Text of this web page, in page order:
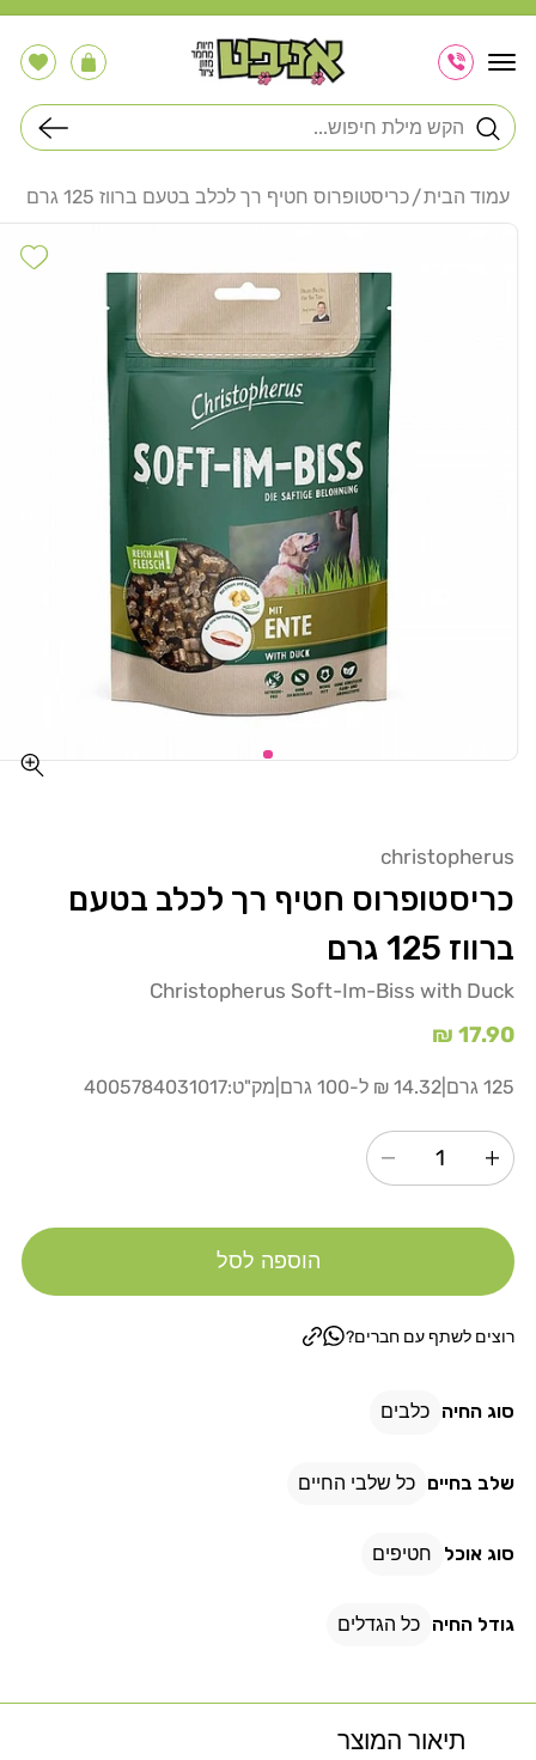
דלג
לתוכן
חיפוש
עֲגָלָההרשימה
שלי
עמוד הבית כריסטופרוס חטיף רך לכלב בטעם ברווז 125 גרם
דלג
christopherus
כריסטופרוס חטיף רך לכלב בטעם
ברווז 125 גרם
Christopherus Soft-Im-Biss with Duck
מחיר
רגיל
17.90 ₪
125 גרם |14.32 ₪ ל-100 גרם מק"ט:4005784031017
הגדל
עבור
חטיף
רך
גרם
הקטנת
כריסטופרוס
חטיף
רך
גרם
הוספה לסל
רוצים לשתף עם חברים?
סוג החיה כלבים
שלב בחיים כל שלבי החיים
סוג אוכל חטיפים
גודל החיה כל הגדלים
תיאור המוצר